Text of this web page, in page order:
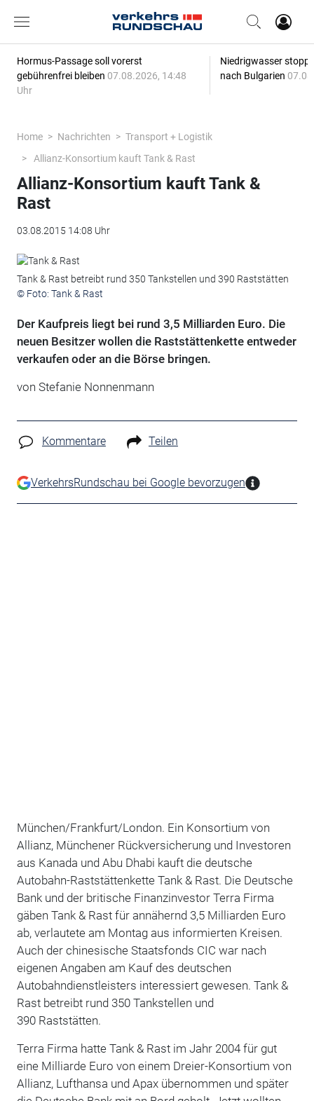
Hormus-Passage soll vorerst
gebührenfrei bleiben 07.08.2026, 14:48
Uhr
Niedrigwasser
nach Bulgarien
Home Nachrichten
Transport + Logistik
Allianz-Konsortium kauft Tank & Rast
Allianz-Konsortium kauft Tank &
Rast
03.08.2015 14:08 Uhr
Tank & Rast betreibt rund 350 Tankstellen und 390 Raststätten
© Foto: Tank & Rast
Der Kaufpreis liegt bei rund 3,5 Milliarden Euro. Die
neuen Besitzer wollen die Raststättenkette entweder
verkaufen oder an die Börse bringen.
von Stefanie Nonnenmann
Kommentare Teilen
VerkehrsRundschau bei Google bevorzugen
München/Frankfurt/London. Ein Konsortium von
Allianz, Münchener Rückversicherung und Investoren
aus Kanada und Abu Dhabi kauft die deutsche
Autobahn-Raststättenkette Tank & Rast. Die Deutsche
Bank und der britische Finanzinvestor Terra Firma
gäben Tank & Rast für annähernd 3,5 Milliarden Euro
ab, verlautete am Montag aus informierten Kreisen.
Auch der chinesische Staatsfonds CIC war nach
eigenen Angaben am Kauf des deutschen
Autobahndienstleisters interessiert gewesen. Tank &
Rast betreibt rund 350 Tankstellen und
390 Raststätten.
Terra Firma hatte Tank & Rast im Jahr 2004 für gut
eine Milliarde Euro von einem Dreier-Konsortium von
Allianz, Lufthansa und Apax übernommen und später